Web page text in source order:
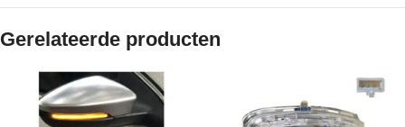
Gerelateerde producten